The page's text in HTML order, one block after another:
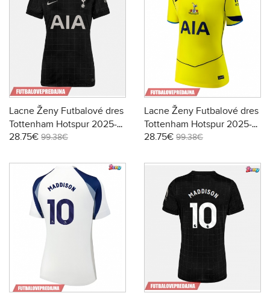
Lacne Ženy Futbalové dres
Tottenham Hotspur 2025-
26 Krátky Rukáv - Preč
28.75€ 99.38€
Lacne Ženy Futbalové dres
Tottenham Hotspur 2025-
26 Krátky Rukáv - Tretina
28.75€ 99.38€